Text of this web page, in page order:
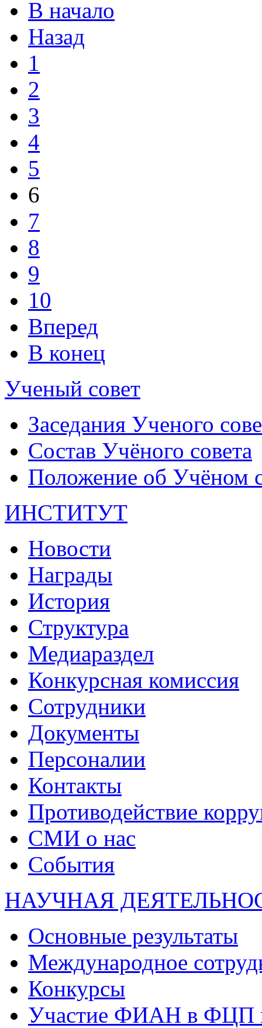
В начало
Назад
1
2
3
4
5
6
7
8
9
10
Вперед
В конец
Ученый совет
Заседания Ученого
Состав Учёного совета
Положение об Учёном
ИНСТИТУТ
Новости
Награды
История
Структура
Медиараздел
Конкурсная комиссия
Сотрудники
Документы
Персоналии
Контакты
Противодействие
СМИ о нас
События
НАУЧНАЯ
Основные результаты
Международное
Конкурсы
Участие ФИАН в ФЦП